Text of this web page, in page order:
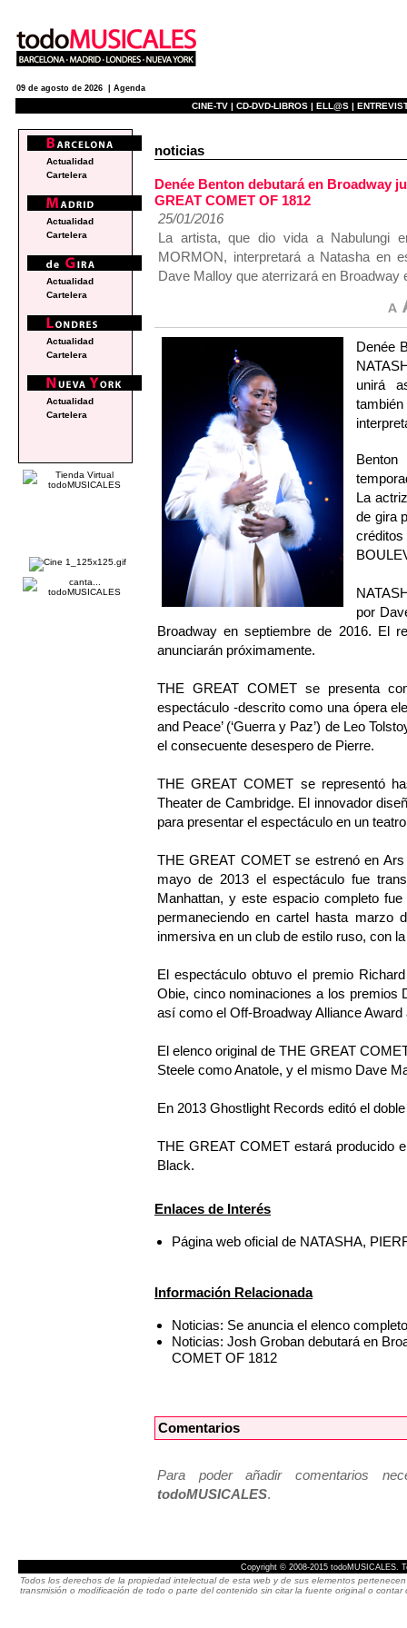
09 de agosto de 2026 | Agenda
CINE-TV | CD-DVD-LIBROS | ELL@S |
noticias
Denée Benton debutará en Broadway
GREAT COMET OF 1812
25/01/2016
La artista, que dio vida a Nabulungi
MORMON, interpretará a Natasha en
Dave Malloy que aterrizará en Broadway
Denée
unirá
La
de gira
por
Broadway en septiembre de 2016. El
anunciarán próximamente.
THE GREAT COMET se presenta
espectáculo -descrito como una ópera
and Peace’ (‘Guerra y Paz’) de Leo
el consecuente desespero de Pierre.
THE GREAT COMET se representó
Theater de Cambridge. El innovador
para presentar el espectáculo en un
THE GREAT COMET se estrenó en
mayo de 2013 el espectáculo fue
Manhattan, y este espacio completo
permaneciendo en cartel hasta marzo
inmersiva en un club de estilo ruso, con
El espectáculo obtuvo el premio
Obie, cinco nominaciones a los premios
así como el Off-Broadway Alliance
El elenco original de THE GREAT
Steele como Anatole, y el mismo Dave
En 2013 Ghostlight Records editó el
THE GREAT COMET estará producido
Black.
Enlaces de Interés
Página web oficial de NATASHA,
Información Relacionada
Noticias: Se anuncia el elenco
Noticias: Josh Groban debutará en
COMET OF 1812
Comentarios
Para poder añadir comentarios
todoMUSICALES.
Actualidad
Cartelera
Actualidad
Cartelera
Actualidad
Cartelera
Actualidad
Cartelera
Actualidad
Cartelera
Copyright © 2008-2015 todoMUSICALES.
Todos los derechos de la propiedad intelectual de esta web y de sus elementos
transmisión o modificación de todo o parte del contenido sin citar la fuente original o